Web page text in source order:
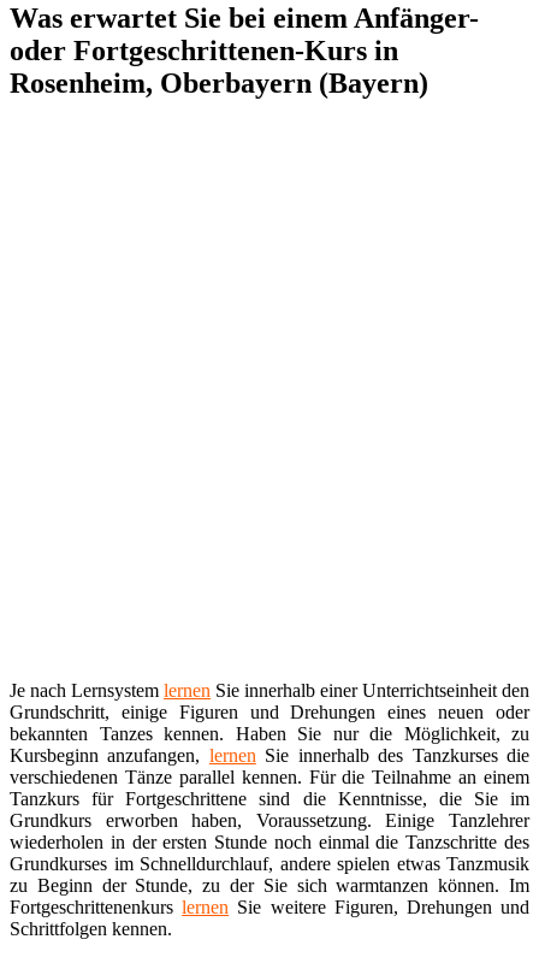
Was erwartet Sie bei einem Anfänger-
oder Fortgeschrittenen-Kurs in
Rosenheim, Oberbayern (Bayern)
Je nach Lernsystem lernen Sie innerhalb einer Unterrichtseinheit den
Grundschritt, einige Figuren und Drehungen eines neuen oder
bekannten Tanzes kennen. Haben Sie nur die Möglichkeit, zu
Kursbeginn anzufangen, lernen Sie innerhalb des Tanzkurses die
verschiedenen Tänze parallel kennen. Für die Teilnahme an einem
Tanzkurs für Fortgeschrittene sind die Kenntnisse, die Sie im
Grundkurs erworben haben, Voraussetzung. Einige Tanzlehrer
wiederholen in der ersten Stunde noch einmal die Tanzschritte des
Grundkurses im Schnelldurchlauf, andere spielen etwas Tanzmusik
zu Beginn der Stunde, zu der Sie sich warmtanzen können. Im
Fortgeschrittenenkurslernen Sie weitere Figuren, Drehungen und
Schrittfolgen kennen.